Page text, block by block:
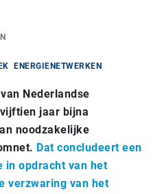
ENERGIENETWERKEN
Nederlandse
jaar bijna
noodzakelijke
Dat concludeert een
in opdracht van het
verzwaring van het